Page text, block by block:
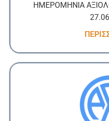
ΗΜΕΡΟΜΗΝΙΑ